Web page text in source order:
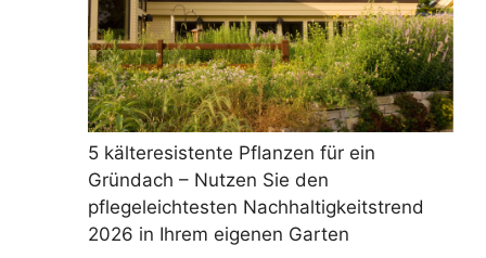
5 kälteresistente Pflanzen für ein
Gründach – Nutzen Sie den
pflegeleichtesten Nachhaltigkeitstrend
2026 in Ihrem eigenen Garten